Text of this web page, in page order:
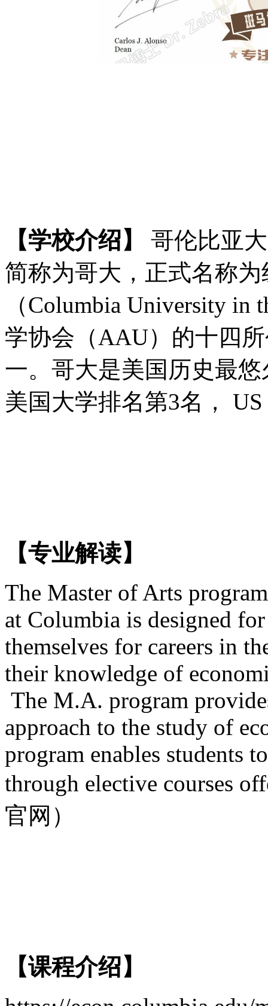
【学校介绍】
哥伦比亚
简称为哥大，正式名称
（Columbia University
学协会（AAU）的十四
一。哥大是美国历史最
美国大学排名第3名，
【专业解读】
The Master of Arts
at Columbia is designed
themselves for careers in
their knowledge of
The M.A. program
approach to the study of
program enables students
through elective courses
官网）
【课程介绍】